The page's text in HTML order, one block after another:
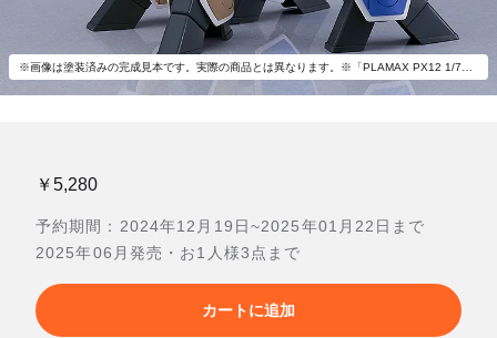
※画像は塗装済みの完成見本です。実際の商品とは異なります。※「PLAMAX PX12 1/72 VF-1A バトロイドバルキリー マクシミリアン・ジーナス機」(別売)とあわせて飾ろう。
￥5,280
予約期間：2024年12月19日~2025年01月22日まで
2025年06月発売・お1人様3点まで
カートに追加